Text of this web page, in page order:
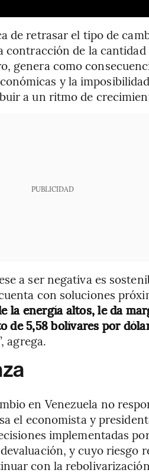
de retrasar el tipo de
de la cantidad
genera como
y la
a un ritmo de
PUBLICIDAD
a ser negativa es
con soluciones
la energía altos, le da
de 5,58 bolívares por
agrega.
en Venezuela no
el economista y
implementadas
y cuyo riesgo
con la